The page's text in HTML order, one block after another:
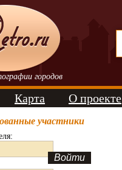
городов
Карта О проекте
участники